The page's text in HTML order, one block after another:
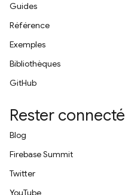
Guides
Référence
Exemples
Bibliothèques
GitHub
Rester connecté
Blog
Firebase Summit
Twitter
YouTube